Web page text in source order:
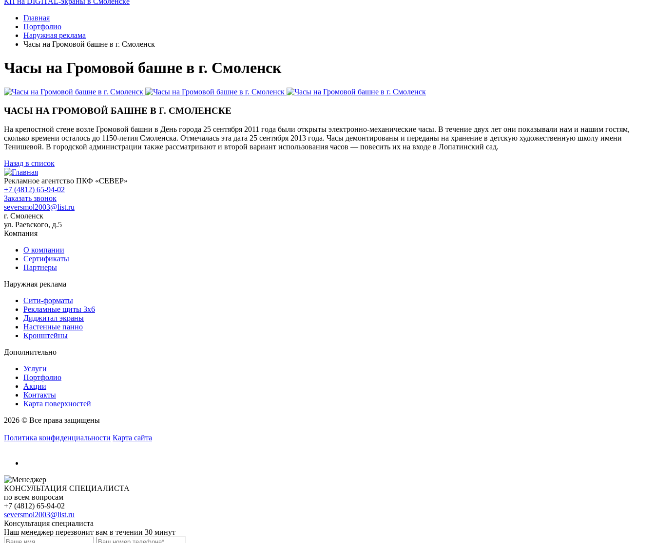
Главная
Портфолио
Наружная реклама
Часы на Громовой башне в г. Смоленск
Часы на Громовой башне в г. Смоленск
ЧАСЫ НА ГРОМОВОЙ БАШНЕ В Г. СМОЛЕНСКЕ
На крепостной стене возле Громовой башни в День города 25 сентября 2011 года были открыты электронно-механические часы. В течение двух лет они показывали нам и нашим гостям,
сколько времени осталось до 1150-летия Смоленска. Отмечалась эта дата 25 сентября 2013 года. Часы демонтированы и переданы на хранение в детскую художественную школу имени
Тенишевой. В городской администрации также рассматривают и второй вариант использования часов — повесить их на входе в Лопатинский сад.
Назад в список
Рекламное агентство ПКФ «СЕВЕР»
+7 (4812) 65-94-02
Заказать звонок
seversmol2003@list.ru
г. Смоленск
ул. Раевского, д.5
Компания
О компании
Сертификаты
Партнеры
Наружная реклама
Сити-форматы
Рекламные щиты 3х6
Диджитал экраны
Настенные панно
Кронштейны
Дополнительно
Услуги
Портфолио
Акции
Контакты
Карта поверхностей
2026 © Все права защищены
Политика конфиденциальности Карта сайта
КОНСУЛЬТАЦИЯ СПЕЦИАЛИСТА
по всем вопросам
+7 (4812) 65-94-02
seversmol2003@list.ru
Консультация специалиста
Наш менеджер перезвонит вам в течении 30 минут